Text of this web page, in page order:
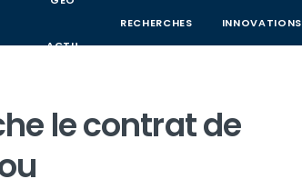
ACTU
RECHERCHES INNOVATIONS
le contrat de